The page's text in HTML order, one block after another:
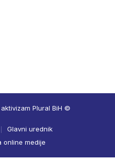
Plural BiH ©
Glavni urednik
online medije